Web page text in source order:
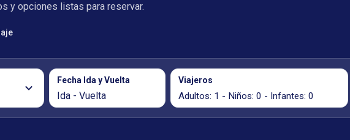
y opciones listas para reservar.
Fecha Ida y Vuelta
Ida - Vuelta
Viajeros
Adultos: 1 - Niños: 0 - Infantes: 0